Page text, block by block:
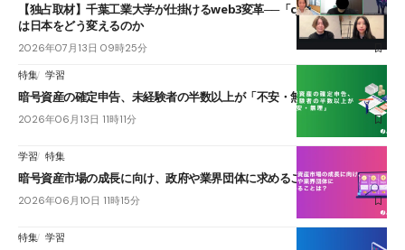
【独占取材】千葉工業大学が仕掛けるweb3変革──「cJPY」とAIの融合
は日本をどう変えるのか
2026年07月13日 09時25分
特集 学習
暗号資産の確定申告、未経験者の半数以上が「不安・無理」
2026年06月13日 11時11分
学習 特集
暗号資産市場の成長に向け、政府や業界団体に求めることは？
2026年06月10日 11時15分
特集 学習